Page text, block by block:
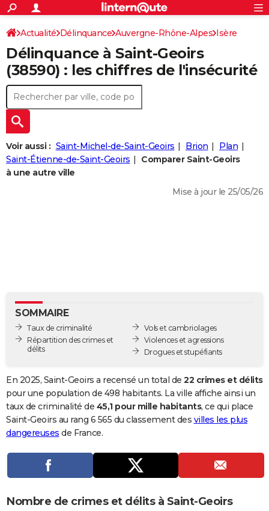
ACTUALITÉS
Politique
Société
Faits Divers
Education
Monde
Villes
+
SPORT
Coupe du monde 2026
Football
Tennis
Cyclisme
Rugby
Forum
Programme TV
TNT
Streaming
Cinéma
Sorties cinéma
Musique
+
FINANCE
Retraite
Impôts
Epargne
Immobilier
Risques naturels par ville
Banque
Assurance
Crédit
AUTO
Essais
Réserver un essai
Citadines
Berlines
SUV
Forum auto
+
HIGH-TECH
Mobiles
Meilleur smartphone
Internet
Ordinateurs
Jeux vidéo
Guide high-tech
+
BRICOLAGE
GUIDES D'ACHAT
BONS PLANS
Carte de Noël
Carte Bonne année
Carte Saint-Valentin
Carte Pâques
Carte d'anniversaire
DICTIONNAIRE
Dictionnaire
Biographies
Citations
Expressions
Proverbes
PROGRAMME TV
COPAINS D'AVANT
S'inscrire
Se connecter
Lycées
Collèges
Primaires
Universités
Entreprises
Service militaire
Avis de recherche
AVIS DE DÉCÈS
FORUM
Bricolage
Lifestyle
Culture
Sport
Auto
Television
Voyage
Cinema
Rechercher
S'inscrire
Connexion
Actualité Délinquance Auvergne-Rhône-Alpes Isère
Saint-Geoirs
Délinquance à Saint-Geoirs
(38590) : les chiffres de l'insécurité
Voir aussi : Saint-Michel-de-Saint-Geoirs Brion
Plan
Saint-Étienne-de-Saint-Geoirs
Comparer Saint-Geoirs
à une autre ville
Mise à jour le 25/05/26
SOMMAIRE
Taux de criminalité
Répartition des crimes et
délits
Vols et cambriolages
Violences et agressions
Drogues et stupéfiants
En 2025, Saint-Geoirs a recensé un total de 22 crimes et délits
pour une population de 498 habitants. La ville affiche ainsi un
taux de criminalité de 45,1 pour mille habitants, ce qui place
Saint-Geoirs au rang 6 565 du classement des villes les plus
dangereuses de France.
Nombre de crimes et délits à Saint-Geoirs